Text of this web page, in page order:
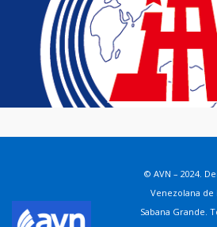
© AVN – 2024.
Venezolana de
Sabana Grande.